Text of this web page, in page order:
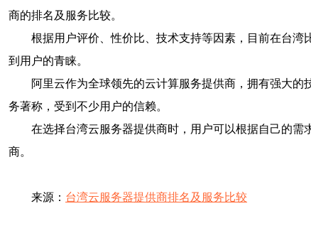
商的排名及服务比较。
根据用户评价、性价比、技术支持等因素，目前在台
到用户的青睐。
阿里云作为全球领先的云计算服务提供商，拥有强大
务著称，受到不少用户的信赖。
在选择台湾云服务器提供商时，用户可以根据自己的
商。
来源： 台湾云服务器提供商排名及服务比较